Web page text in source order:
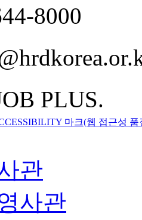
8000
PLUS.
마크(웹 접근성 품
관
사관